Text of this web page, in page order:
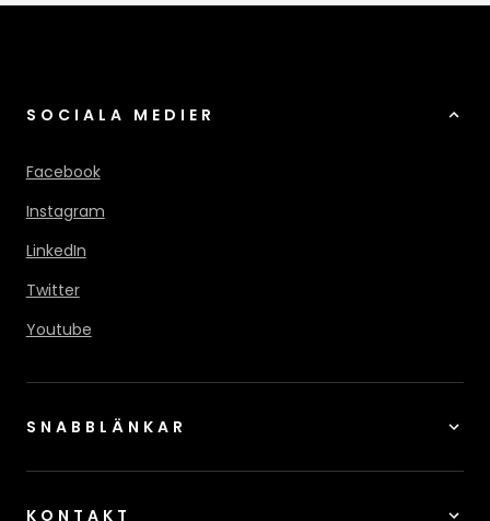
SOCIALA MEDIER
Facebook
Instagram
LinkedIn
Twitter
Youtube
SNABBLÄNKAR
KONTAKT